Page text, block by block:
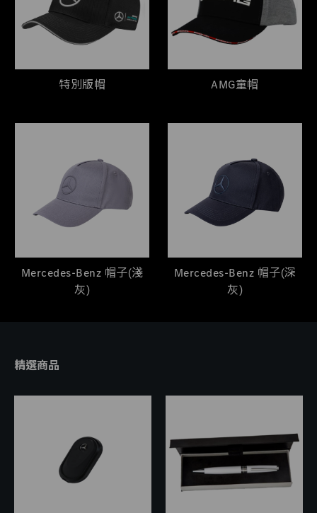
特別版帽 AMG童帽
Mercedes-Benz 帽子(淺
灰)
Mercedes-Benz 帽子(深
灰)
精選商品